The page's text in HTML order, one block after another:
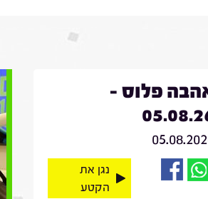
פלוס -
נגן את
הקטע